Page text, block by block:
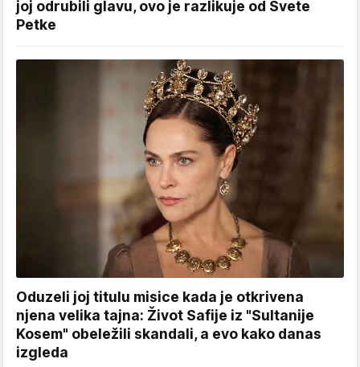
joj odrubili glavu, ovo je razlikuje od Svete
Petke
Oduzeli joj titulu misice kada je otkrivena
njena velika tajna: Život Safije iz "Sultanije
Kosem" obeležili skandali, a evo kako danas
izgleda